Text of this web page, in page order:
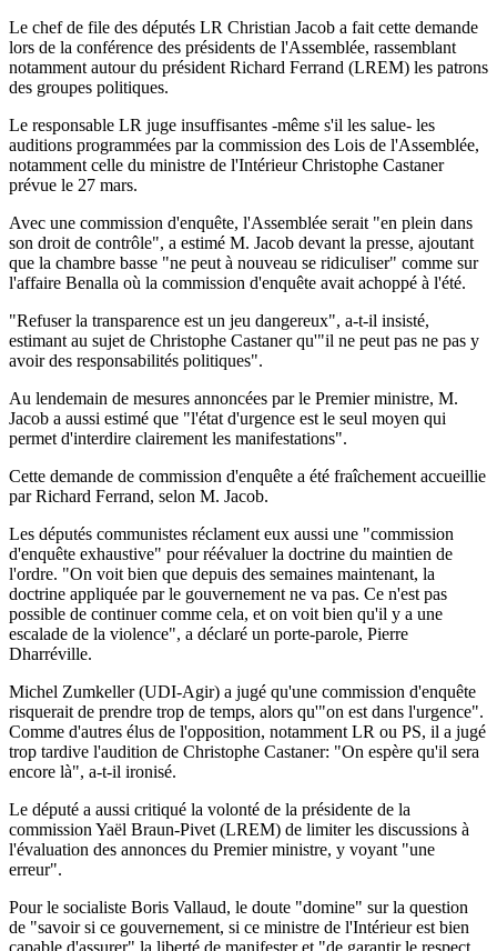
Le chef de file des députés LR Christian Jacob a fait cette demande
lors de la conférence des présidents de l'Assemblée, rassemblant
notamment autour du président Richard Ferrand (LREM) les patrons
des groupes politiques.
Le responsable LR juge insuffisantes -même s'il les salue- les
auditions programmées par la commission des Lois de l'Assemblée,
notamment celle du ministre de l'Intérieur Christophe Castaner
prévue le 27 mars.
Avec une commission d'enquête, l'Assemblée serait "en plein dans
son droit de contrôle", a estimé M. Jacob devant la presse, ajoutant
que la chambre basse "ne peut à nouveau se ridiculiser" comme sur
l'affaire Benalla où la commission d'enquête avait achoppé à l'été.
"Refuser la transparence est un jeu dangereux", a-t-il insisté,
estimant au sujet de Christophe Castaner qu'"il ne peut pas ne pas y
avoir des responsabilités politiques".
Au lendemain de mesures annoncées par le Premier ministre, M.
Jacob a aussi estimé que "l'état d'urgence est le seul moyen qui
permet d'interdire clairement les manifestations".
Cette demande de commission d'enquête a été fraîchement accueillie
par Richard Ferrand, selon M. Jacob.
Les députés communistes réclament eux aussi une "commission
d'enquête exhaustive" pour réévaluer la doctrine du maintien de
l'ordre. "On voit bien que depuis des semaines maintenant, la
doctrine appliquée par le gouvernement ne va pas. Ce n'est pas
possible de continuer comme cela, et on voit bien qu'il y a une
escalade de la violence", a déclaré un porte-parole, Pierre
Dharréville.
Michel Zumkeller (UDI-Agir) a jugé qu'une commission d'enquête
risquerait de prendre trop de temps, alors qu'"on est dans l'urgence".
Comme d'autres élus de l'opposition, notamment LR ou PS, il a jugé
trop tardive l'audition de Christophe Castaner: "On espère qu'il sera
encore là", a-t-il ironisé.
Le député a aussi critiqué la volonté de la présidente de la
commission Yaël Braun-Pivet (LREM) de limiter les discussions à
l'évaluation des annonces du Premier ministre, y voyant "une
erreur".
Pour le socialiste Boris Vallaud, le doute "domine" sur la question
de "savoir si ce gouvernement, si ce ministre de l'Intérieur est bien
capable d'assurer" la liberté de manifester et "de garantir le respect